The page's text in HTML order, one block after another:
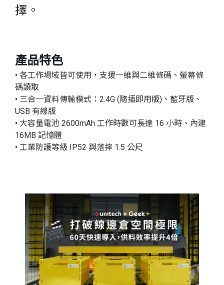
擇。
產品特色
• 各工作場域皆可使用，支援一維與二維條碼、螢幕條
碼讀取
• 三合一資料傳輸模式：2.4G (隨插即用版)、藍牙版、
USB 有線版
• 大容量電池 2600mAh 工作時數可長達 16 小時、內建
16MB 記憶體
• 工業防護等級 IP52 與落摔 1.5 公尺